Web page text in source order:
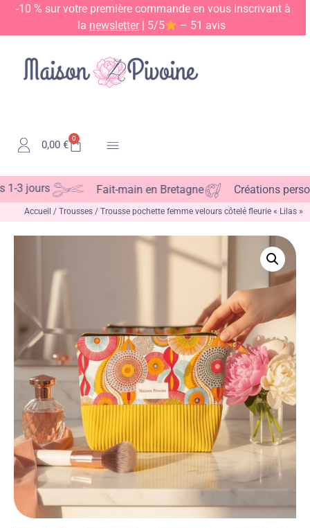
-10 % sur votre première commande en vous inscrivant à
la newsletter | 5/5 – 51 avis
0,00 €
0
Fait-main en Bretagne Créations
Accueil / Trousses / Trousse pochette femme velours côtelé fleurie « Lilas »